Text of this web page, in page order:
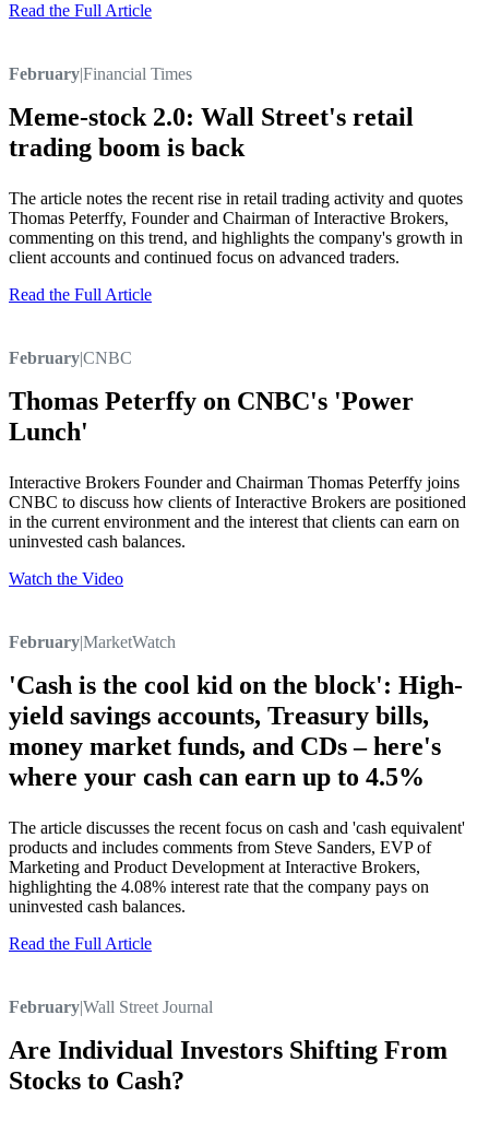
Read the Full Article
February|Financial Times
Meme-stock 2.0: Wall Street's retail
trading boom is back
The article notes the recent rise in retail trading activity and quotes
Thomas Peterffy, Founder and Chairman of Interactive Brokers,
commenting on this trend, and highlights the company's growth in
client accounts and continued focus on advanced traders.
Read the Full Article
February|CNBC
Thomas Peterffy on CNBC's 'Power
Lunch'
Interactive Brokers Founder and Chairman Thomas Peterffy joins
CNBC to discuss how clients of Interactive Brokers are positioned
in the current environment and the interest that clients can earn on
uninvested cash balances.
Watch the Video
February|MarketWatch
'Cash is the cool kid on the block': High-
yield savings accounts, Treasury bills,
money market funds, and CDs – here's
where your cash can earn up to 4.5%
The article discusses the recent focus on cash and 'cash equivalent'
products and includes comments from Steve Sanders, EVP of
Marketing and Product Development at Interactive Brokers,
highlighting the 4.08% interest rate that the company pays on
uninvested cash balances.
Read the Full Article
February|Wall Street Journal
Are Individual Investors Shifting From
Stocks to Cash?